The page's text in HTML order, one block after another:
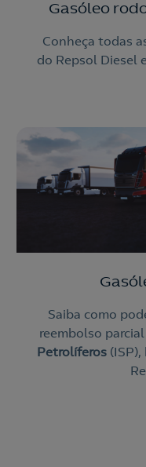
Gasóleo
Conheça todas
do Repsol Diesel
Saiba como
reembolso
Petrolíferos(ISP),